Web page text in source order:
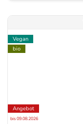
Vegan
bio
Angebot
bis 09.08.2026